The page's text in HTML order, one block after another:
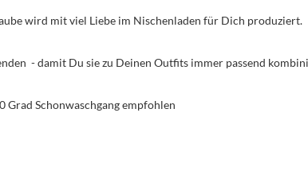
wird mit viel Liebe im Nischenladen für Dich produziert.
- damit Du sie zu Deinen Outfits immer passend
Grad Schonwaschgang empfohlen